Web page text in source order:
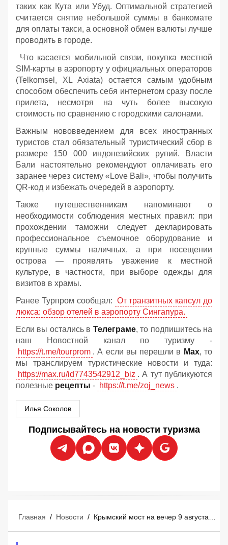
таких как Кута или Убуд. Оптимальной стратегией
считается снятие небольшой суммы в банкомате
для оплаты такси, а основной обмен валюты лучше
проводить в городе.
Что касается мобильной связи, покупка местной
SIM-карты в аэропорту у официальных операторов
(Telkomsel, XL Axiata) остается самым удобным
способом обеспечить себя интернетом сразу после
прилета, несмотря на чуть более высокую
стоимость по сравнению с городскими салонами.
Важным нововведением для всех иностранных
туристов стал обязательный туристический сбор в
размере 150 000 индонезийских рупий. Власти
Бали настоятельно рекомендуют оплачивать его
заранее через систему «Love Bali», чтобы получить
QR-код и избежать очередей в аэропорту.
Также путешественникам напоминают о
необходимости соблюдения местных правил: при
прохождении таможни следует декларировать
профессиональное съемочное оборудование и
крупные суммы наличных, а при посещении
острова — проявлять уважение к местной
культуре, в частности, при выборе одежды для
визитов в храмы.
Ранее Турпром сообщал: От транзитных капсул до
люкса: обзор отелей в аэропорту Сингапура.
Если вы остались в Телеграме, то подпишитесь на
наш Новостной канал по туризму -
https://t.me/tourprom . А если вы перешли в Мах, то
мы транслируем туристические новости и туда:
https://max.ru/id7743542912_biz . А тут публикуются
полезные рецепты - https://t.me/zoj_news .
Илья Соколов
Подписывайтесь на новости туризма
Главная / Новости /